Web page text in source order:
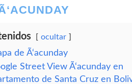
ocultar
de Ã‘acunday
Street View Ã‘acunday en
de Santa Cruz en